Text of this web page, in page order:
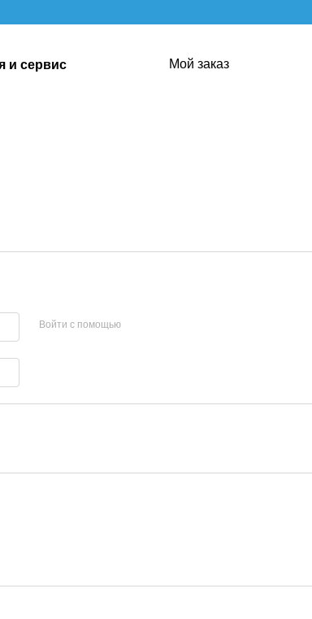
и сервис
Мой заказ
Войти с помощью